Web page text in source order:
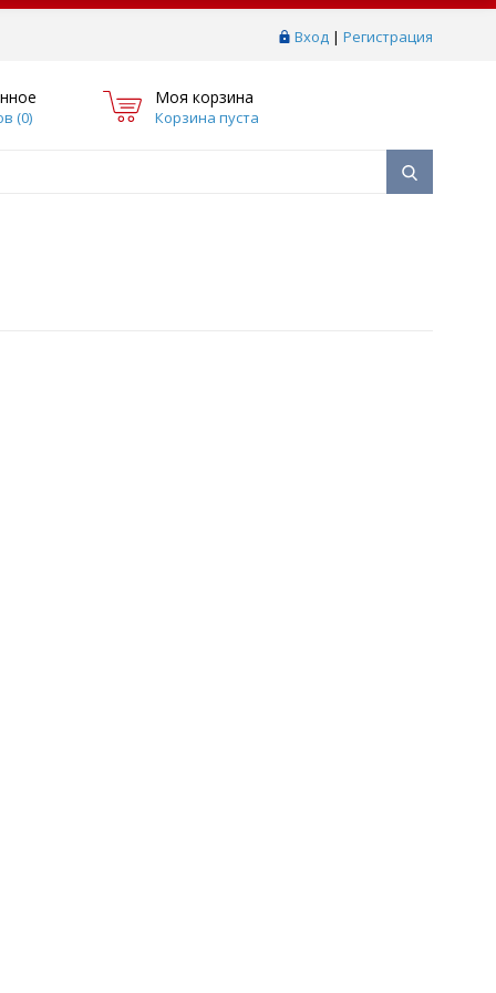
Вход | Регистрация
(0)
Моя корзина
Корзина пуста